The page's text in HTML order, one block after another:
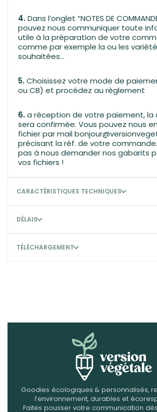
4.Dans l’onglet “NOTES DE
pouvez nous communiquer toute
utile à la préparation de votre
comme par exemple la ou les
souhaitées…
5.Choisissez votre mode de
ou CB) et procédez au règlement
6.a réception de votre paiement, la
sera confirmée. Vous pouvez nous
fichier par mail
précisant la réf. de votre commande.
pas à nous demander nos gabarits
vos fichiers !
CARACTÉRISTIQUES TECHNIQUES
DÉLAIS
TÉLÉCHARGEMENT
Goodies écologiques & personnalisés,
l’environnement, durables et
Faites pousser votre communication